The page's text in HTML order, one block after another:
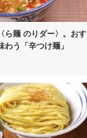
〈ら麺 のりダー〉。 おす
わう「辛つけ麺」